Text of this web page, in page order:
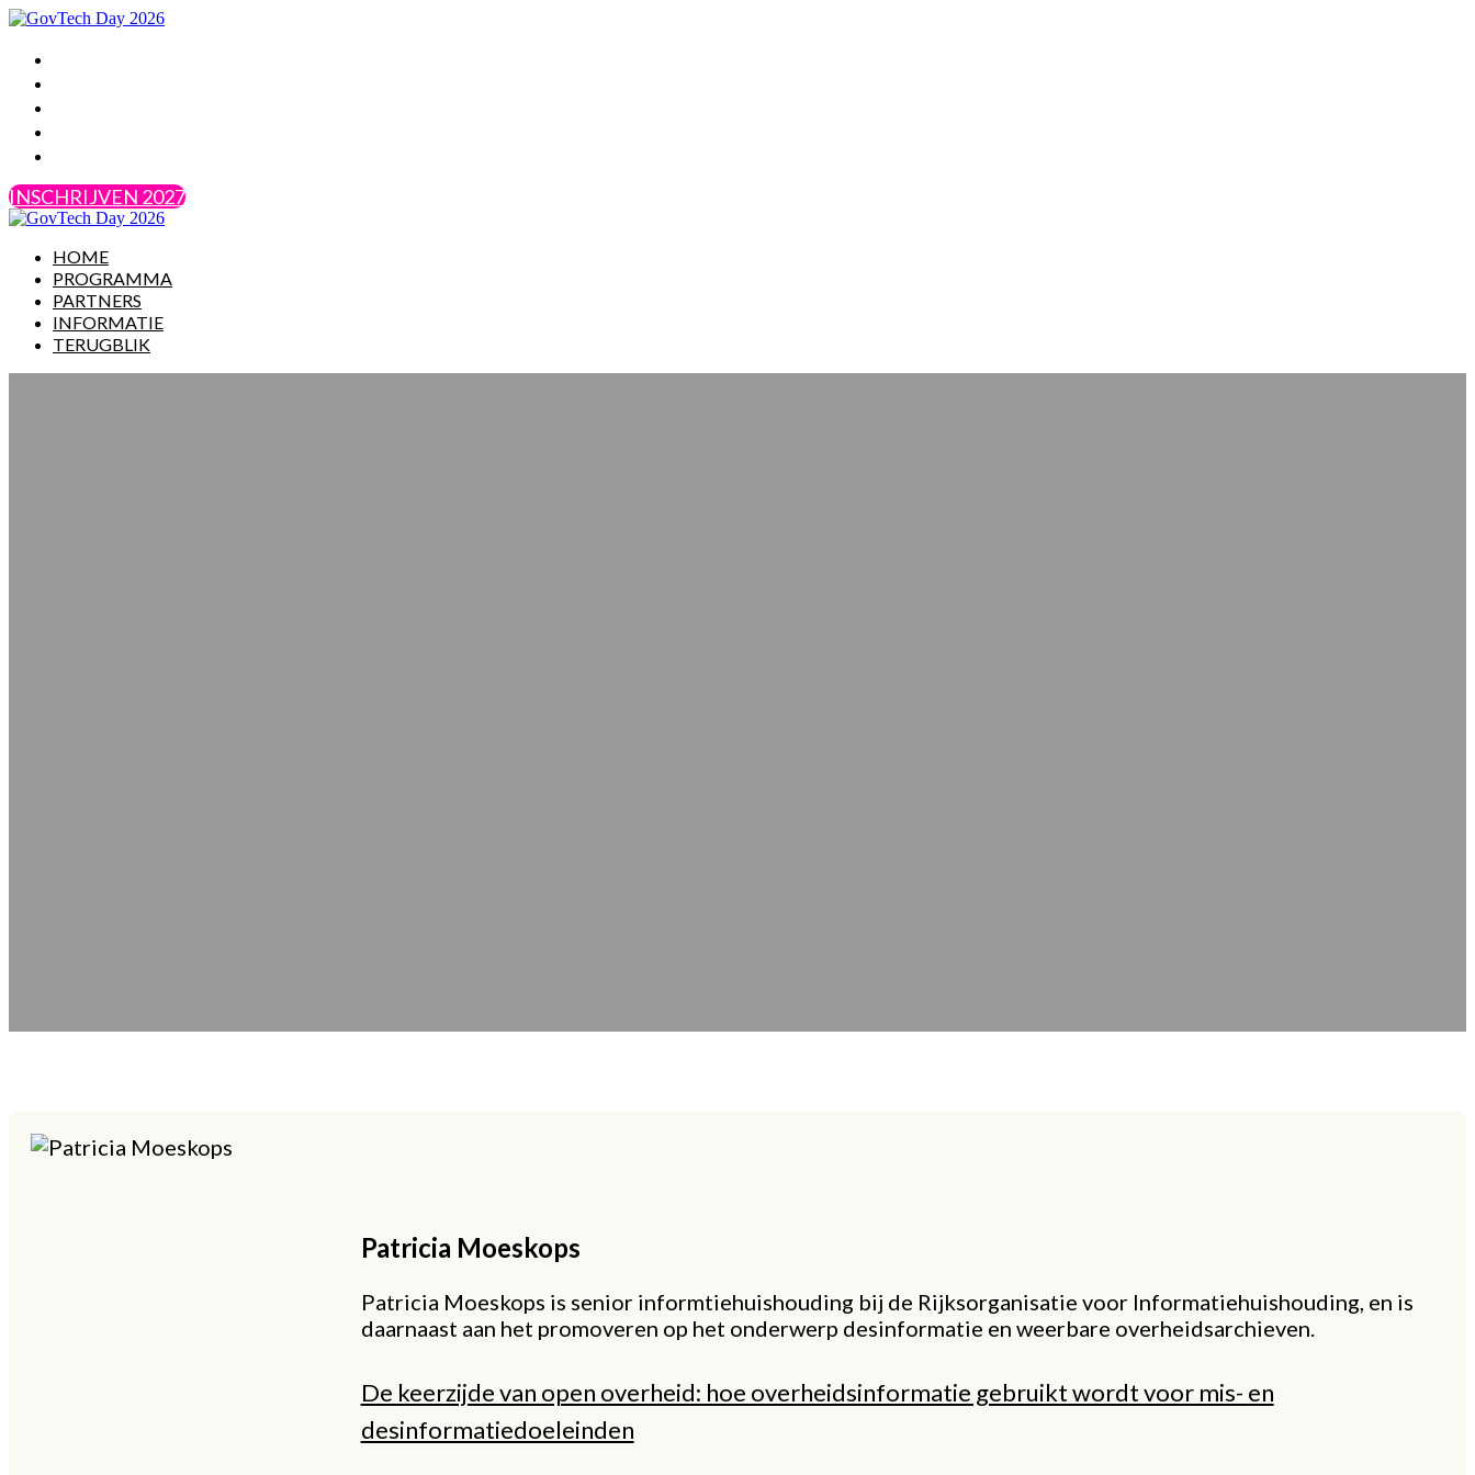
INSCHRIJVEN 2027
HOME
PROGRAMMA
PARTNERS
INFORMATIE
TERUGBLIK
Patricia Moeskops
Patricia Moeskops is senior informtiehuishouding bij de Rijksorganisatie voor Informatiehuishouding, en is
daarnaast aan het promoveren op het onderwerp desinformatie en weerbare overheidsarchieven.
De keerzijde van open overheid: hoe overheidsinformatie gebruikt wordt voor mis- en
desinformatiedoeleinden